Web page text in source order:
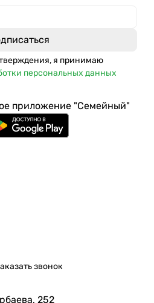
я принимаю
персональных данных
приложение "Семейный"
звонок
252